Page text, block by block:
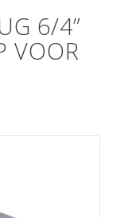
6/4”
VOOR